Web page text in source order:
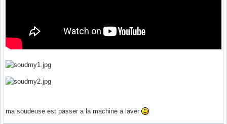
ma soudeuse est passer a la machine a laver